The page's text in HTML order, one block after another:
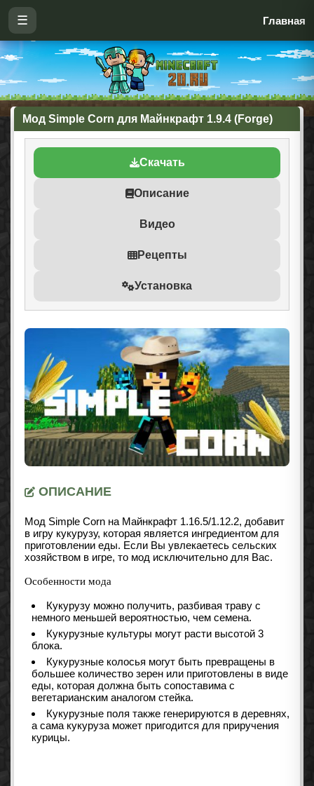
☰ Главная
Мод Simple Corn для Майнкрафт 1.9.4 (Forge)
Скачать
Описание
Видео
Рецепты
Установка
ОПИСАНИЕ
Мод Simple Corn на Майнкрафт 1.16.5/1.12.2, добавит
в игру кукурузу, которая является ингредиентом для
приготовлении еды. Если Вы увлекаетесь сельских
хозяйством в игре, то мод исключительно для Вас.
Особенности мода
Кукурузу можно получить, разбивая траву с
немного меньшей вероятностью, чем семена.
Кукурузные культуры могут расти высотой 3
блока.
Кукурузные колосья могут быть превращены в
большее количество зерен или приготовлены в виде
еды, которая должна быть сопоставима с
вегетарианским аналогом стейка.
Кукурузные поля также генерируются в деревнях,
а сама кукуруза может пригодится для приручения
курицы.